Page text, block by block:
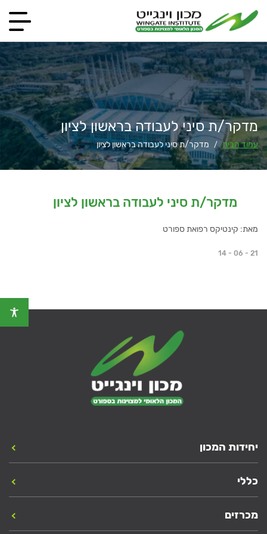
מדקר/ת סיני לעבודה בראשון לציון
עמוד הבית / מדקר/ת סיני לעבודה בראשון לציון
מדקר/ת סיני לעבודה בראשון לציון
מאת: קינטיקס רפואת ספורט
14 - 06 - 21
יחידות המכון
כללי
מכרזים